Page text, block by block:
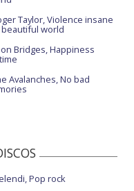
Taylor, Violence insane
beautiful world
Bridges, Happiness
Avalanches, No bad
Pop rock